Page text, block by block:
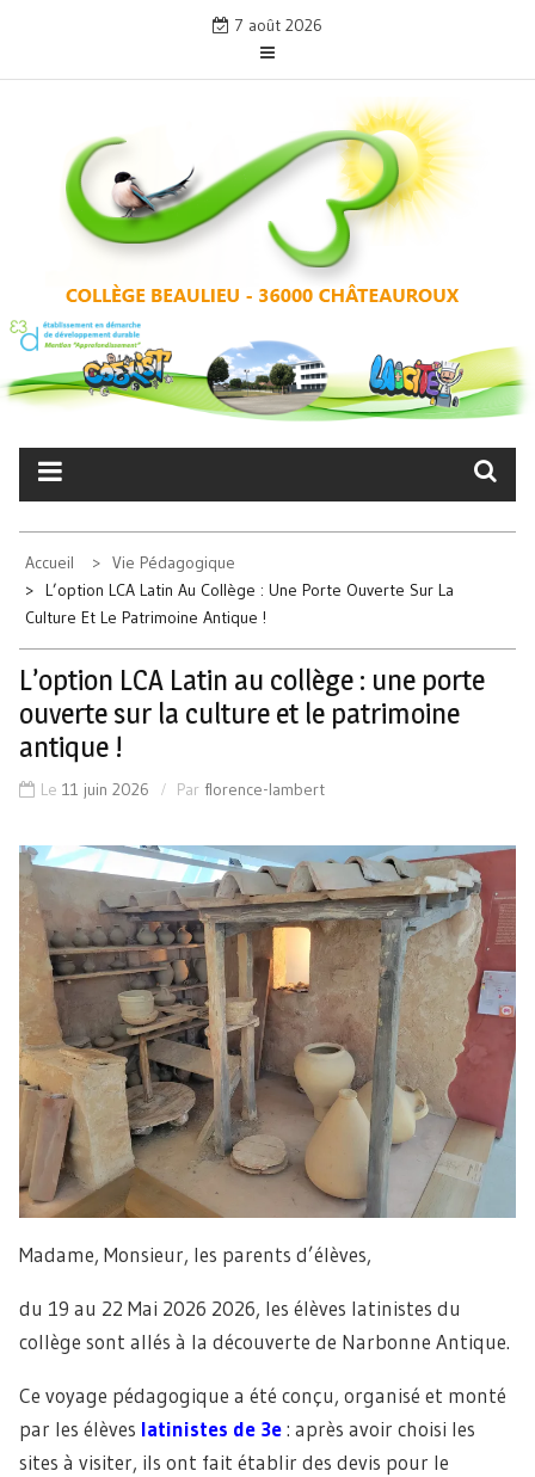
content
7 août 2026
COLLÈGE BEAULIEU –
CHÂTEAUROUX
Accueil
Vie Pédagogique
L’option LCA Latin Au Collège : Une Porte Ouverte Sur La
Culture Et Le Patrimoine Antique !
L’option LCA Latin au collège : une porte
ouverte sur la culture et le patrimoine
antique !
Le 11 juin 2026 Par florence-lambert
Madame, Monsieur, les parents d’élèves,
du 19 au 22 Mai 2026 2026, les élèves latinistes du
collège sont allés à la découverte de Narbonne Antique.
Ce voyage pédagogique a été conçu, organisé et monté
par les élèves latinistes de 3e: après avoir choisi les
sites à visiter, ils ont fait établir des devis pour le